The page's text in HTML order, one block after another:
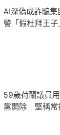
AI深偽成詐騙
警「假杜拜王
59歲荷蘭議員
黨開除 堅稱常